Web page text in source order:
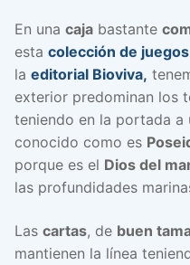
En una caja bastante
esta colección de
la editorial Bioviva,
exterior predominan los
teniendo en la portada
conocido como es
porque es el Dios del
las profundidades
Las cartas, de buen
mantienen la línea